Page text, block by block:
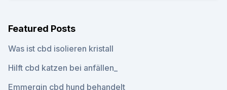
Featured Posts
Was ist cbd isolieren kristall
Hilft cbd katzen bei anfällen_
Emmergin cbd hund behandelt